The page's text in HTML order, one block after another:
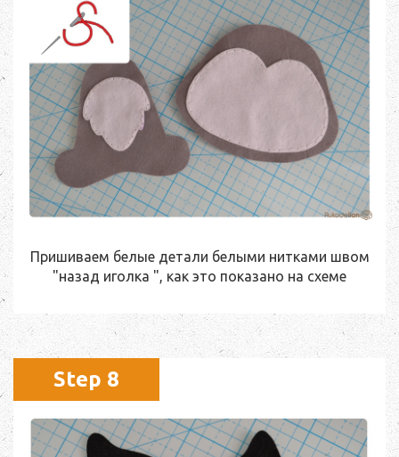
Пришиваем белые детали белыми нитками швом
"назад иголка ", как это показано на схеме
Step 8